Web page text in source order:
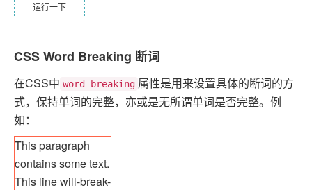
运行一下
CSS Word Breaking 断词
在CSS中 word-breaking 属性是用来设置具体的断词的方
式，保持单词的完整，亦或是无所谓单词是否完整。例
如：
This paragraph
contains some text.
This line will-break-